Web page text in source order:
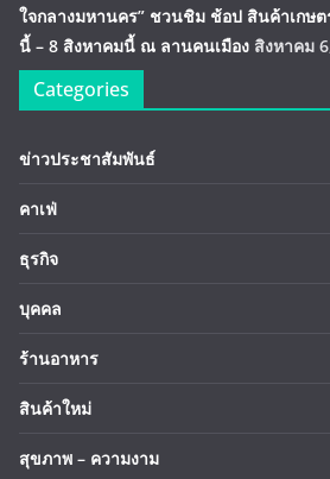
ใจกลางมหานคร” ชวนชิม ช้อป สินค้าเกษ
นี้ – 8 สิงหาคมนี้ ณ ลานคนเมือง สิงหาคม
Categories
ข่าวประชาสัมพันธ์
คาเฟ่
ธุรกิจ
บุคคล
ร้านอาหาร
สินค้าใหม่
สุขภาพ – ความงาม